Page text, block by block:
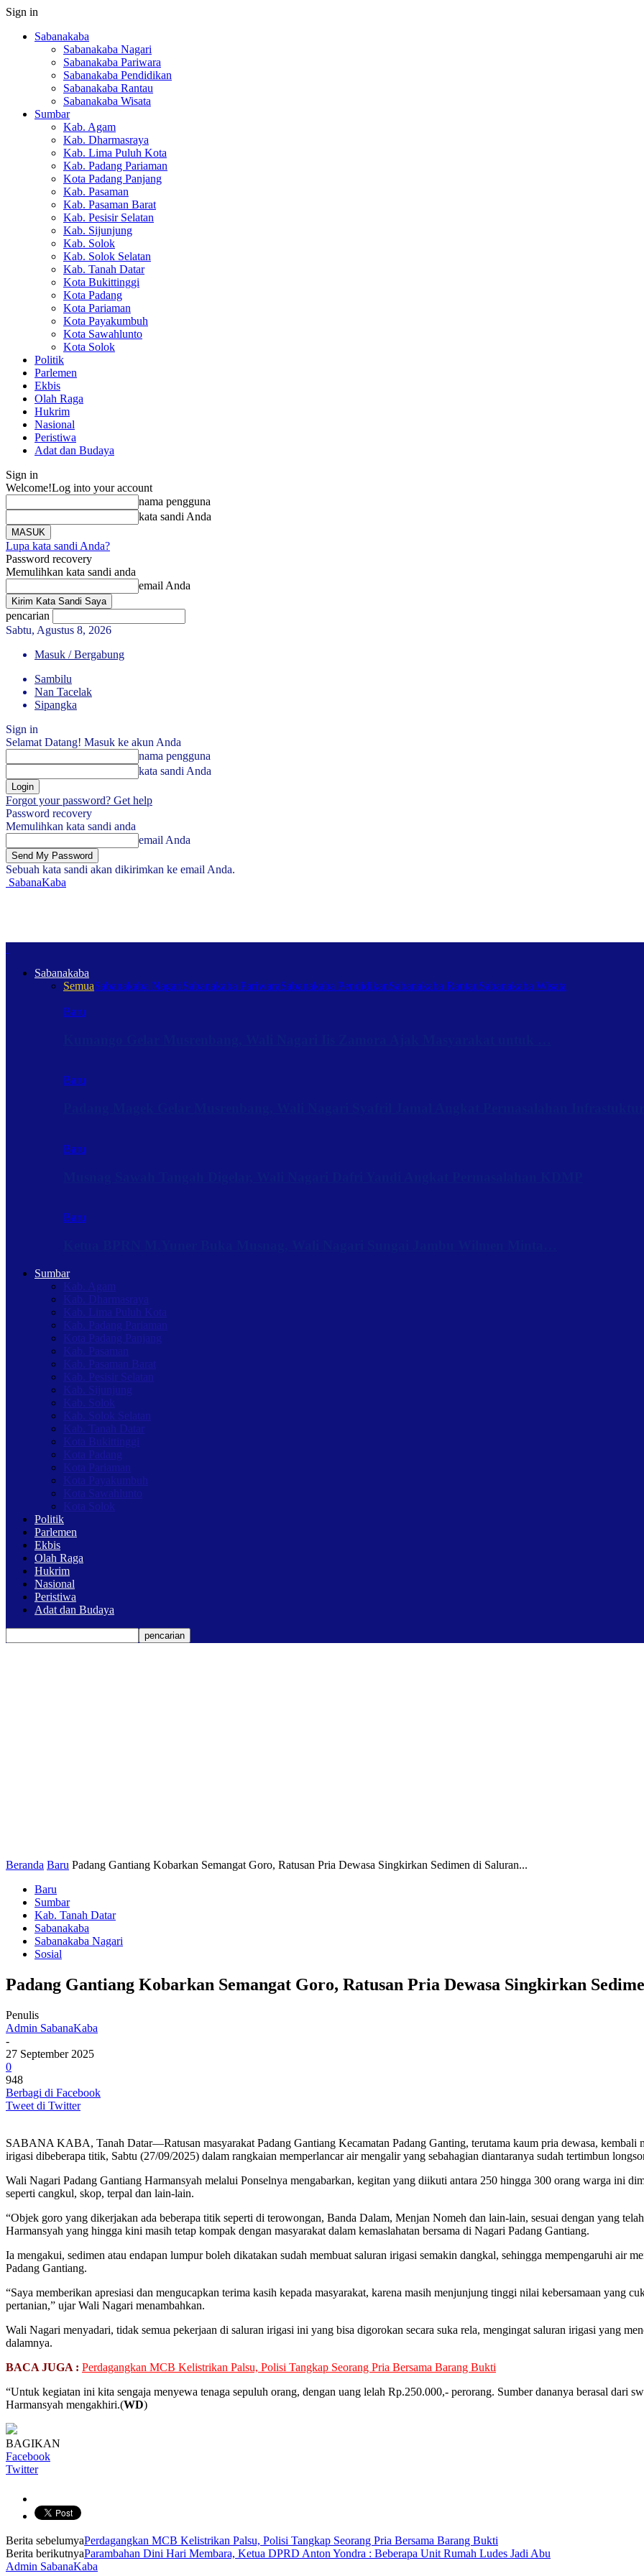
Sign in
Sabanakaba
Sabanakaba Nagari
Sabanakaba Pariwara
Sabanakaba Pendidikan
Sabanakaba Rantau
Sabanakaba Wisata
Sumbar
Kab. Agam
Kab. Dharmasraya
Kab. Lima Puluh Kota
Kab. Padang Pariaman
Kota Padang Panjang
Kab. Pasaman
Kab. Pasaman Barat
Kab. Pesisir Selatan
Kab. Sijunjung
Kab. Solok
Kab. Solok Selatan
Kab. Tanah Datar
Kota Bukittinggi
Kota Padang
Kota Pariaman
Kota Payakumbuh
Kota Sawahlunto
Kota Solok
Politik
Parlemen
Ekbis
Olah Raga
Hukrim
Nasional
Peristiwa
Adat dan Budaya
Sign in
Welcome!Log into your account
nama pengguna
kata sandi Anda
Lupa kata sandi Anda?
Password recovery
Memulihkan kata sandi anda
email Anda
pencarian
Sabtu, Agustus 8, 2026
Masuk / Bergabung
Sambilu
Nan Tacelak
Sipangka
Sign in
Selamat Datang! Masuk ke akun Anda
nama pengguna
kata sandi Anda
Forgot your password? Get help
Password recovery
Memulihkan kata sandi anda
email Anda
Sebuah kata sandi akan dikirimkan ke email Anda.
SabanaKaba
Sabanakaba
SemuaSabanakaba NagariSabanakaba PariwaraSabanakaba PendidikanSabanakaba RantauSabanakaba Wisata
Baru
Baru
Baru
Baru
Sumbar
Kab. Agam
Kab. Dharmasraya
Kab. Lima Puluh Kota
Kab. Padang Pariaman
Kota Padang Panjang
Kab. Pasaman
Kab. Pasaman Barat
Kab. Pesisir Selatan
Kab. Sijunjung
Kab. Solok
Kab. Solok Selatan
Kab. Tanah Datar
Kota Bukittinggi
Kota Padang
Kota Pariaman
Kota Payakumbuh
Kota Sawahlunto
Kota Solok
Politik
Parlemen
Ekbis
Olah Raga
Hukrim
Nasional
Peristiwa
Adat dan Budaya
Beranda Baru Padang Gantiang Kobarkan Semangat Goro, Ratusan Pria Dewasa Singkirkan Sedimen di Saluran...
Baru
Sumbar
Kab. Tanah Datar
Sabanakaba
Sabanakaba Nagari
Sosial
Padang Gantiang Kobarkan Semangat Goro, Ratusan Pria Dewasa Singkirkan
Penulis
Admin SabanaKaba
-
27 September 2025
0
948
Berbagi di Facebook
Tweet di Twitter
SABANA KABA, Tanah Datar—Ratusan masyarakat Padang Gantiang Kecamatan Padang Ganting, terutama kaum pria dewasa, kembali
irigasi dibeberapa titik, Sabtu (27/09/2025) dalam rangkaian memperlancar air mengalir yang sebahagian diantaranya sudah tertimbun
Wali Nagari Padang Gantiang Harmansyah melalui Ponselnya mengabarkan, kegitan yang diikuti antara 250 hingga 300 orang warga ini
seperti cangkul, skop, terpal dan lain-lain.
“Objek goro yang dikerjakan ada beberapa titik seperti di terowongan, Banda Dalam, Menjan Nomeh dan lain-lain, sesuai dengan yang
Harmansyah yang hingga kini masih tetap kompak dengan masyarakat dalam kemaslahatan bersama di Nagari Padang Gantiang.
Ia mengakui, sedimen atau endapan lumpur boleh dikatakan sudah membuat saluran irigasi semakin dangkal, sehingga mempengaruhi air
Padang Gantiang.
“Saya memberikan apresiasi dan mengucapkan terima kasih kepada masyarakat, karena masih menjunjung tinggi nilai kebersamaan yang
pertanian,” ujar Wali Nagari menambahkan.
Wali Nagari menyadari, tidak semua pekerjaan di saluran irigasi ini yang bisa digorokan secara suka rela, mengingat saluran irigasi yang
dalamnya.
BACA JUGA : Perdagangkan MCB Kelistrikan Palsu, Polisi Tangkap Seorang Pria Bersama Barang Bukti
“Untuk kegiatan ini kita sengaja menyewa tenaga sepuluh orang, dengan uang lelah Rp.250.000,- perorang. Sumber dananya berasal dari
Harmansyah mengakhiri.(WD)
BAGIKAN
Facebook
Twitter
Berita sebelumyaPerdagangkan MCB Kelistrikan Palsu, Polisi Tangkap Seorang Pria Bersama Barang Bukti
Berita berikutnyaParambahan Dini Hari Membara, Ketua DPRD Anton Yondra : Beberapa Unit Rumah Ludes Jadi Abu
Admin SabanaKaba